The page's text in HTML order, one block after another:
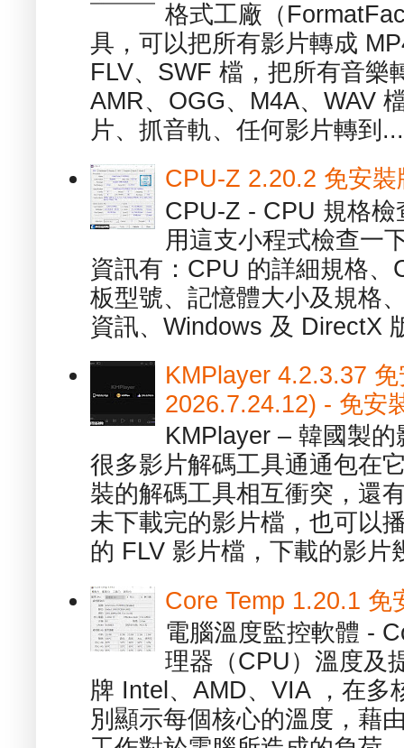
格式工廠（
具，可以把所有影片轉成
FLV、SWF 檔，把所有音樂
AMR、OGG、M4A、WAV
片、抓音軌、任何影片轉到...
CPU-Z 2.20.2 免安
CPU-Z - CPU 規格
用這支小程式檢查一
資訊有：CPU 的詳細規格
板型號、記憶體大小及規格
資訊、Windows 及 DirectX
KMPlayer 4.2.3.37
2026.7.24.12) - 免安
KMPlayer – 韓國製
很多影片解碼工具通通包在
裝的解碼工具相互衝突，還
未下載完的影片檔，也可以
的 FLV 影片檔，下載的影片
Core Temp 1.20.1 免
電腦溫度監控軟體 -
理器（CPU）溫度及
牌 Intel、AMD、VIA ，在多
別顯示每個核心的溫度，藉